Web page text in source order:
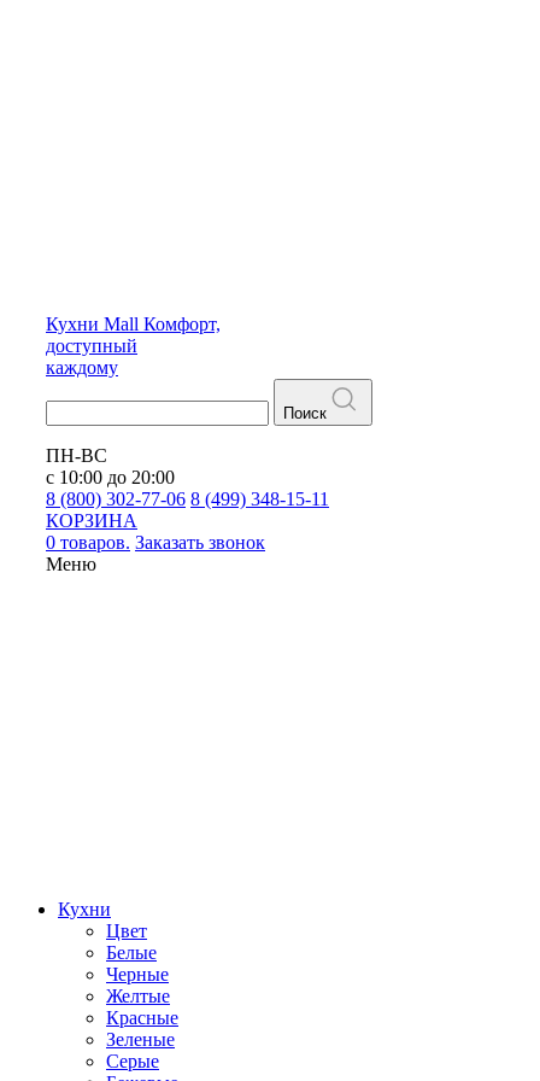
Кухни Mall Комфорт,
доступный
каждому
Поиск
ПН-ВС
с 10:00 до 20:00
8 (800) 302-77-06 8 (499) 348-15-11
КОРЗИНА
0 товаров. Заказать звонок
Меню
Кухни
Цвет
Белые
Черные
Желтые
Красные
Зеленые
Серые